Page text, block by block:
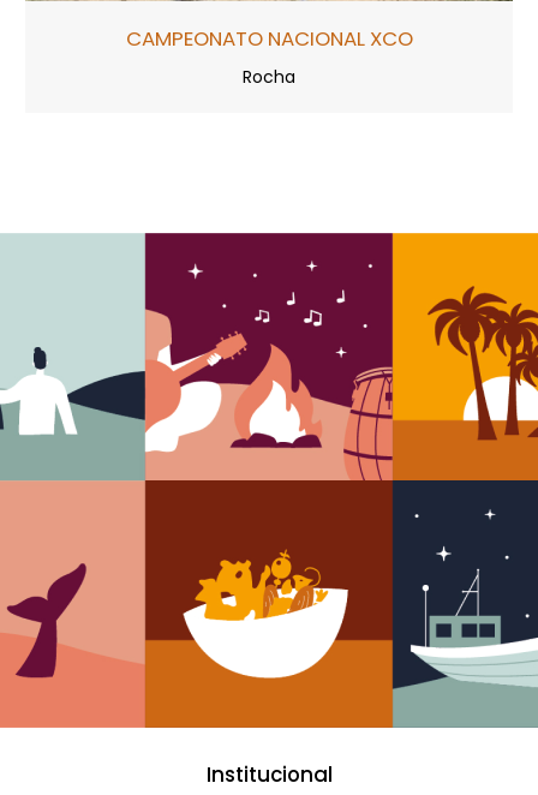
CAMPEONATO NACIONAL XCO
Rocha
Institucional